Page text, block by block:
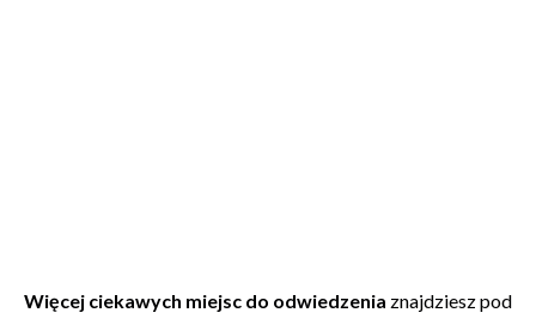
Więcej ciekawych miejsc do odwiedzenia znajdziesz pod